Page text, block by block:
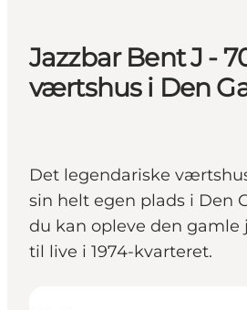
Jazzbar Bent J -
værtshus i Den
Det legendariske
sin helt egen plads i Den
du kan opleve den gamle
til live i 1974-kvarteret.